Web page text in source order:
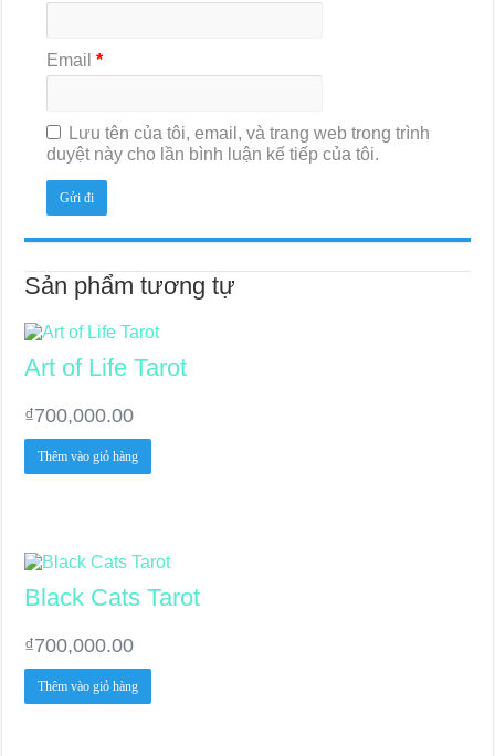
Email*
Lưu tên của tôi, email, và trang web trong trình
duyệt này cho lần bình luận kế tiếp của tôi.
Sản phẩm tương tự
Art of Life Tarot
₫700,000.00
Thêm vào giỏ hàng
Black Cats Tarot
₫700,000.00
Thêm vào giỏ hàng